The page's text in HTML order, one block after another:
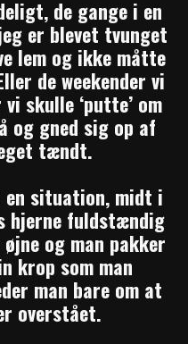
de gange i en
er blevet tvunget
lem og ikke måtte
de weekender vi
skulle ‘putte’ om
og gned sig op af
tændt.
en situation, midt i
hjerne fuldstændig
og man pakker
krop som man
man bare om at
overstået.